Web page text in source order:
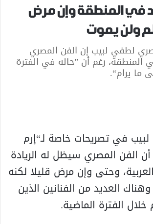
في المنطقة وإن مرض
لم ولن يموت
لطفي لبيب إن الفن المصري
المنطقة، رغم أن ”حاله في الفترة
ما يرام“.
في تصريحات خاصة لـ“إرم
الفن المصري سيظل له الريادة
وحتى وإن مرض قليلا لكنه
العديد من الفنانين الذين
خلال الفترة الماضية.